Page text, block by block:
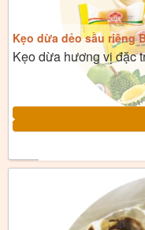
Kẹo dừa dẻo sầu riêng
Kẹo dừa hương vị đặc